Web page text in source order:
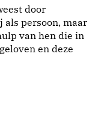
door
als persoon, maar
van hen die in
en deze